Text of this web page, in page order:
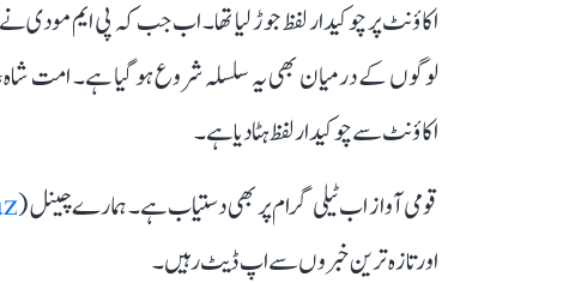
اکاؤنٹ پر چوکیدار لفظ جوڑ لیا تھا۔ اب جب کہ پی ایم مودی
لوگوں کے درمیان بھی یہ سلسلہ شروع ہو گیا ہے۔ امت شاہ،
اکاؤنٹ سے چوکیدار لفظ ہٹا دیا ہے۔
قومی آواز اب ٹیلی گرام پر بھی دستیاب ہے۔ ہمارے چینل (
اور تازہ ترین خبروں سے اپ ڈیٹ رہیں۔